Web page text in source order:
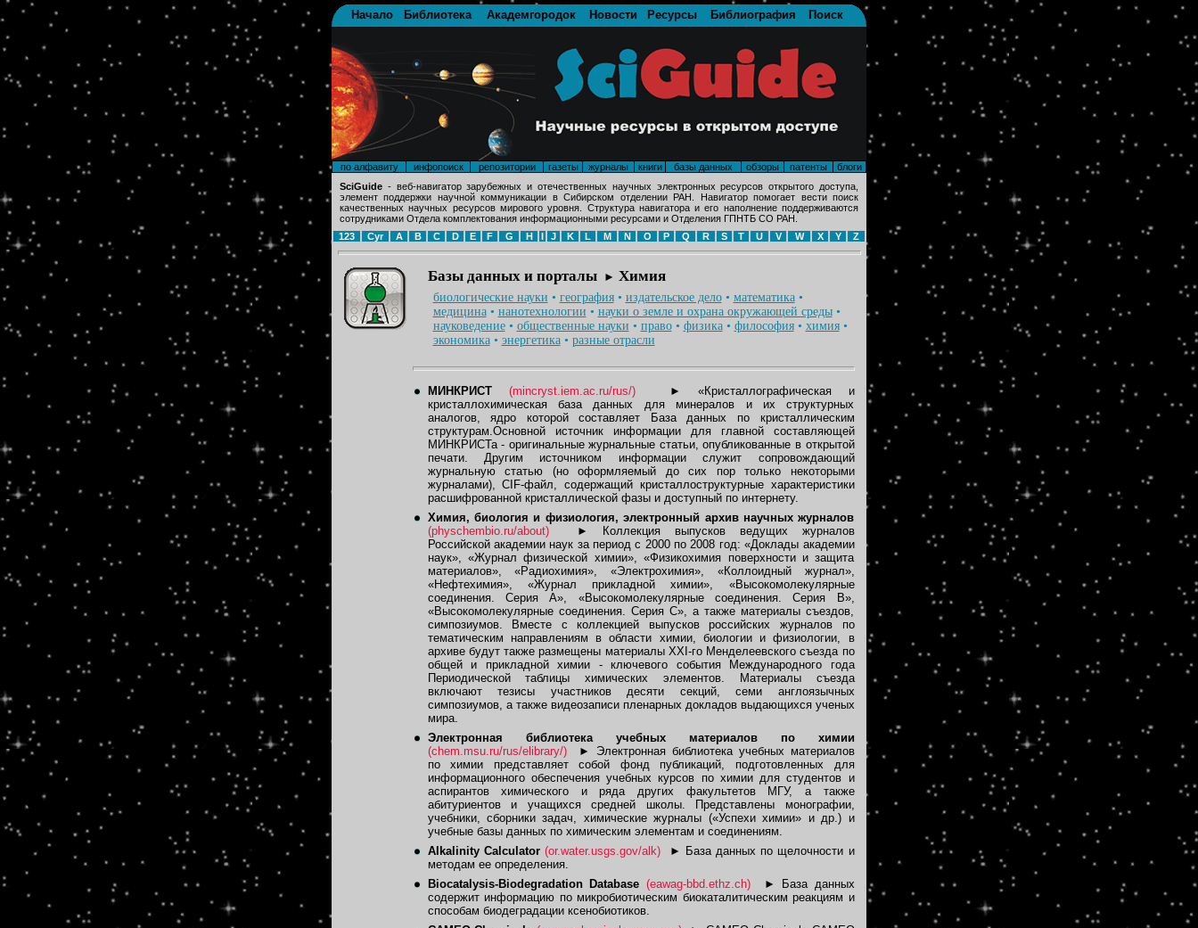
Начало Библиотека Академгородок Новости Ресурсы Библиография Поиск
по алфавиту инфопоиск репозитории газеты журналы книги базы данных обзоры патенты
блоги
SciGuide - веб-навигатор зарубежных и отечественных научных электронных ресурсов открытого доступа,
элемент поддержки научной коммуникации в Сибирском отделении РАН. Навигатор помогает вести поиск
качественных научных ресурсов мирового уровня. Структура навигатора и его наполнение поддерживаются
сотрудниками Отдела комплектования информационными ресурсами и Отделения ГПНТБ СО РАН.
123
Cyr A B C D E F G H I J K L M N O P Q R S T U V W X Y Z
Базы данных и порталы ► Химия
биологические науки • география• издательское дело• математика•
медицина• нанотехнологии • науки о земле и охрана окружающей среды•
науковедение• общественные науки • право• физика• философия• химия•
экономика• энергетика• разные отрасли
МИНКРИСТ (mincryst.iem.ac.ru/rus/) ►
«Кристаллографическая и
кристаллохимическая база данных для минералов и их структурных
аналогов, ядро которой составляет База данных по кристаллическим
структурам.Основной источник информации для главной составляющей
МИНКРИСТа - оригинальные журнальные статьи, опубликованные в открытой
печати. Другим источником информации служит сопровождающий
журнальную статью (но оформляемый до сих пор только некоторыми
журналами), CIF-файл, содержащий кристаллоструктурные характеристики
расшифрованной кристаллической фазы и доступный по интернету.
Химия, биология и физиология, электронный архив научных журналов
(physchembio.ru/about)
►
Коллекция выпусков ведущих журналов
Российской академии наук за период с 2000 по 2008 год: «Доклады академии
наук», «Журнал физической химии», «Физикохимия поверхности и защита
материалов», «Радиохимия», «Электрохимия», «Коллоидный журнал»,
«Нефтехимия», «Журнал прикладной химии», «Высокомолекулярные
соединения. Серия А», «Высокомолекулярные соединения. Серия B»,
«Высокомолекулярные соединения. Серия C», а также материалы съездов,
симпозиумов. Вместе с коллекцией выпусков российских журналов по
тематическим направлениям в области химии, биологии и физиологии, в
архиве будут также размещены материалы ХХI-го Менделеевского съезда по
общей и прикладной химии - ключевого события Международного года
Периодической таблицы химических элементов. Материалы съезда
включают тезисы участников десяти секций, семи англоязычных
симпозиумов, а также видеозаписи пленарных докладов выдающихся ученых
мира.
Электронная библиотека учебных материалов по химии
(chem.msu.ru/rus/elibrary/)
►
Электронная библиотека учебных материалов
по химии представляет собой фонд публикаций, подготовленных для
информационного обеспечения учебных курсов по химии для студентов и
аспирантов химического и ряда других факультетов МГУ, а также
абитуриентов и учащихся средней школы. Представлены монографии,
учебники, сборники задач, химические журналы («Успехи химии» и др.) и
учебные базы данных по химическим элементам и соединениям.
Alkalinity Calculator (or.water.usgs.gov/alk) ►
База данных по щелочности и
методам ее определения.
Biocatalysis-Biodegradation Database (eawag-bbd.ethz.ch) ►
База данных
содержит информацию по микробиотическим биокаталитическим реакциям и
способам биодеградации ксенобиотиков.